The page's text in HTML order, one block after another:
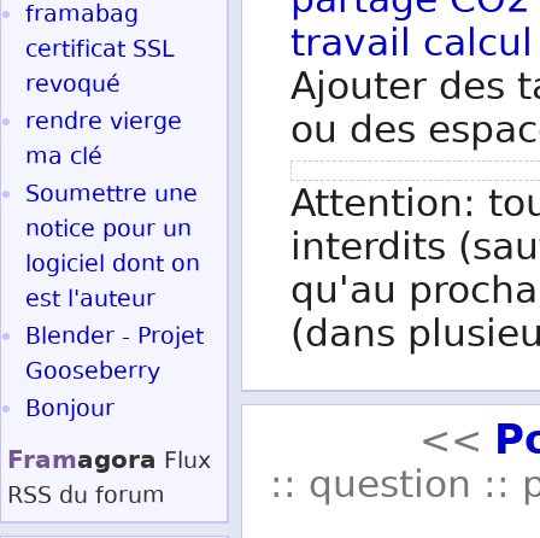
travail calcul
Ajouter des
ou des
Attention:
interdits
qu'au
(dans
<<
:: question ::
framabag
certificat SSL
revoqué
rendre vierge
ma clé
Soumettre une
notice pour un
logiciel dont on
est l'auteur
Blender - Projet
Gooseberry
Bonjour
Framagora Flux
RSS du forum